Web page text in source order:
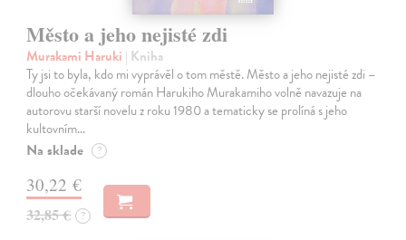
Město a jeho nejisté zdi
Murakami Haruki | Kniha
Ty jsi to byla, kdo mi vyprávěl o tom městě. Město a jeho nejisté zdi –
dlouho očekávaný román Harukiho Murakamiho volně navazuje na
autorovu starší novelu z roku 1980 a tematicky se prolíná s jeho
kultovním…
Na sklade ?
30,22 €
32,85 € ?